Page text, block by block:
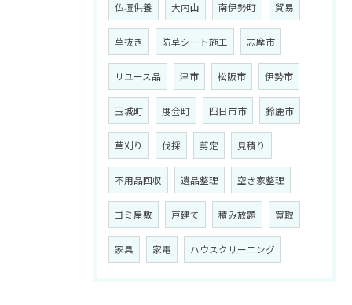
仏壇供養 大内山 南伊勢町 貿易
草抜き 防草シート施工 志摩市
リユース品 津市 松阪市 伊勢市
玉城町 度会町 四日市市 鈴鹿市
草刈り 伐採 剪定 見積り
不用品回収 遺品整理 空き家整理
ゴミ屋敷 戸建て 積み放題 買取
家具 家電 ハウスクリーニング